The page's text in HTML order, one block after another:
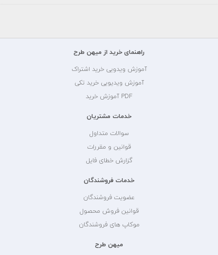
راهنمای خرید از میهن طرح
آموزش ویدویی خرید اشتراک
آموزش ویدیویی خرید تکی
PDF آموزش خرید
خدمات مشتریان
سوالات متداول
قوانین و مقررات
گزارش خطای فایل
خدمات فروشندگان
عضویت فروشندگان
قوانین فروش محصول
موکاپ های فروشندگان
میهن طرح